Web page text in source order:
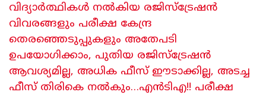
വിദ്യാർത്ഥികൾ നൽകിയ രജിസ്ട്രേഷൻ
വിവരങ്ങളും പരീക്ഷ കേന്ദ്ര
തെരഞ്ഞെടുപ്പുകളും അതേപടി
ഉപയോഗിക്കാം, പുതിയ രജിസ്ട്രേഷൻ
ആവശ്യമില്ല, അധിക ഫീസ് ഈടാക്കില്ല, അടച്ച
ഫീസ് തിരികെ നൽകും…എൻടിഎ!! പരീക്ഷ